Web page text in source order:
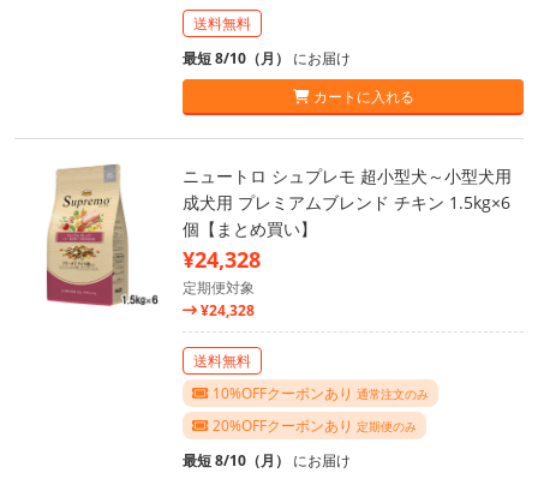
送料無料
最短 8/10（月） にお届け
カートに入れる
ニュートロ シュプレモ 超小型犬～小型犬用
成犬用 プレミアムブレンド チキン 1.5kg×6
個【まとめ買い】
¥24,328
定期便対象
¥24,328
送料無料
10%OFFクーポンあり 通常注文のみ
20%OFFクーポンあり 定期便のみ
最短 8/10（月） にお届け